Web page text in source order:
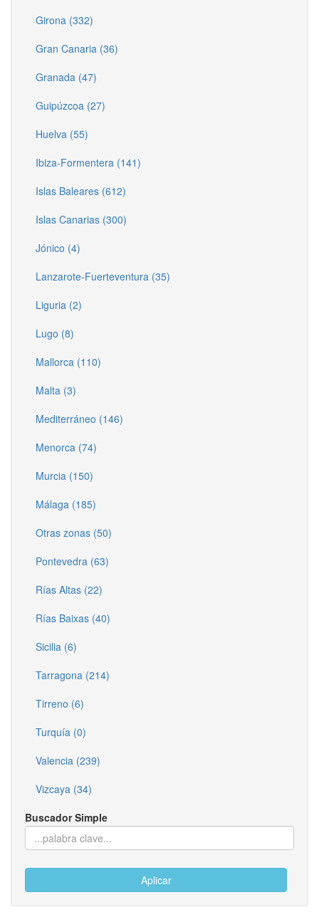
Girona (332)
Gran Canaria (36)
Granada (47)
Guipúzcoa (27)
Huelva (55)
Ibiza-Formentera (141)
Islas Baleares (612)
Islas Canarias (300)
Jónico (4)
Lanzarote-Fuerteventura (35)
Liguria (2)
Lugo (8)
Mallorca (110)
Malta (3)
Mediterráneo (146)
Menorca (74)
Murcia (150)
Málaga (185)
Otras zonas (50)
Pontevedra (63)
Rías Altas (22)
Rías Baixas (40)
Sicilia (6)
Tarragona (214)
Tirreno (6)
Turquía (0)
Valencia (239)
Vizcaya (34)
Buscador Simple
Aplicar